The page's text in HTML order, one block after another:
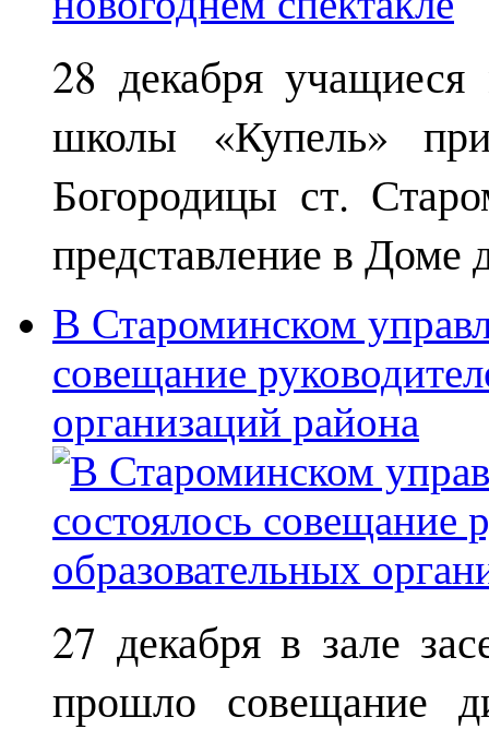
28 декабря
школы «Купель»
Богородицы ст.
представление в Доме
В Староминском
совещание
организаций района
27 декабря в зале
прошло совещание